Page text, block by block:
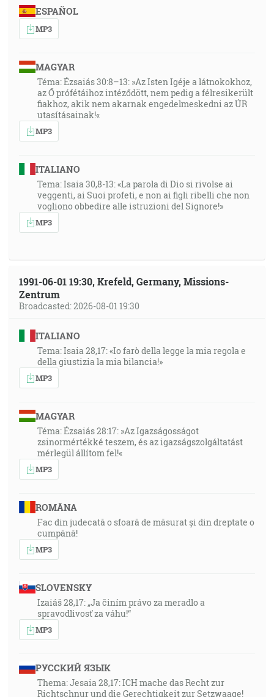
ESPAÑOL
MP3
MAGYAR
Téma: Ézsaiás 30:8–13: »Az Isten Igéje a látnokokhoz,
az Ő prófétáihoz intéződött, nem pedig a félresikerült
fiakhoz, akik nem akarnak engedelmeskedni az ÚR
utasításainak!«
MP3
ITALIANO
Tema: Isaia 30,8-13: «La parola di Dio si rivolse ai
veggenti, ai Suoi profeti, e non ai figli ribelli che non
vogliono obbedire alle istruzioni del Signore!»
MP3
1991-06-01 19:30, Krefeld, Germany, Missions-
Zentrum
Broadcasted: 2026-08-01 19:30
ITALIANO
Tema: Isaia 28,17: «Io farò della legge la mia regola e
della giustizia la mia bilancia!»
MP3
MAGYAR
Téma: Ézsaiás 28:17: »Az Igazságosságot
zsinormértékké teszem, és az igazságszolgáltatást
mérlegül állítom fel!«
MP3
ROMÂNA
Fac din judecată o sfoară de măsurat și din dreptate o
cumpănă!
MP3
SLOVENSKY
Izaiáš 28,17: „Ja činím právo za meradlo a
spravodlivosť za váhu!“
MP3
РУССКИЙ ЯЗЫК
Thema: Jesaia 28,17: ICH mache das Recht zur
Richtschnur und die Gerechtigkeit zur Setzwaage!